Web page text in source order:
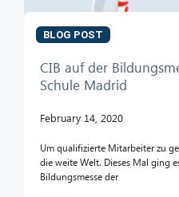
BLOG POST
CIB auf der
Schule Madrid
February 14, 2020
Um qualifizierte Mitarbeiter zu
die weite Welt. Dieses Mal ging
Bildungsmesse der
Hello! What can I do for you?